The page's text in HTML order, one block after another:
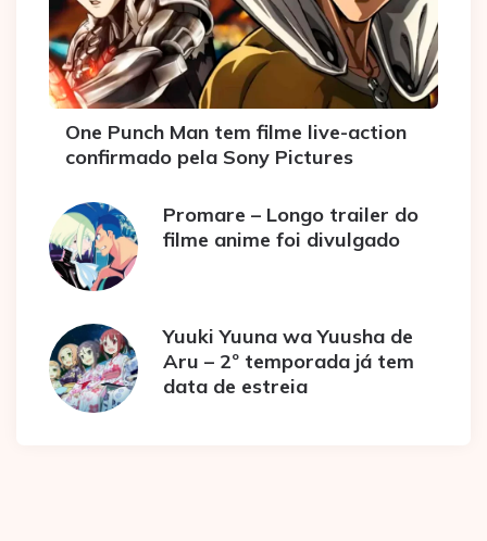
One Punch Man tem filme live-action
confirmado pela Sony Pictures
Promare – Longo trailer do
filme anime foi divulgado
Yuuki Yuuna wa Yuusha de
Aru – 2º temporada já tem
data de estreia